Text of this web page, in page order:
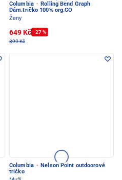
Columbia · Rolling Bend Graph
Dám.tričko 100% org.CO
Ženy
649 Kč -27 %
899 Kč
Columbia · Nelson Point outdoorové
tričko